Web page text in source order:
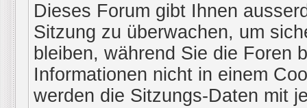
Dieses Forum gibt Ihnen
Sitzung zu überwachen, um
bleiben, während Sie die Foren
Informationen nicht in einem
werden die Sitzungs-Daten mit